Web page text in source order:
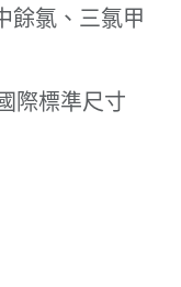
餘氯、三氯甲
際標準尺寸